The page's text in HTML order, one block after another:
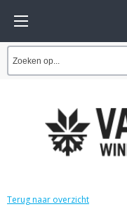
Terug naar overzicht